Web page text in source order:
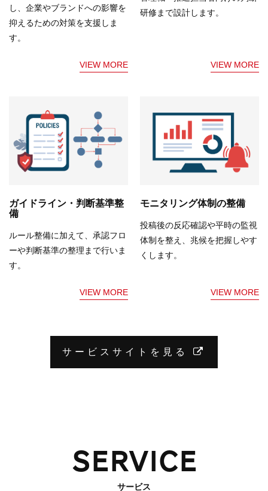
し、企業やブランドへの影響を
抑えるための対策を支援しま
す。
VIEW MORE
研修まで設計します。
VIEW MORE
ガイドライン・判断基準整
備
ルール整備に加えて、承認フロ
ーや判断基準の整理まで行いま
す。
VIEW MORE
モニタリング体制の整備
投稿後の反応確認や平時の監視
体制を整え、兆候を把握しやす
くします。
VIEW MORE
サービスサイトを見る
SERVICE
サービス